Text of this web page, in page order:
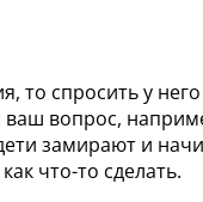
то спросить у
ваш вопрос,
замирают и
что-то сделать.